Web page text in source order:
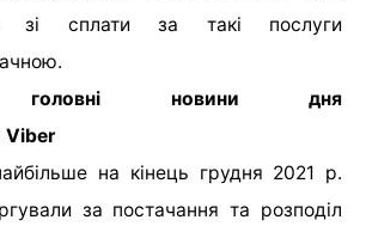
зі сплати за такі послуги
головні новини дня
Viber
на кінець грудня 2021 р.
за постачання та розподіл